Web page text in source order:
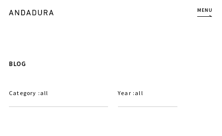
MENU
BLOG
Category : all Year : all